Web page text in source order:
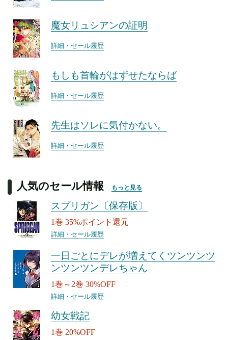
魔女リュシアンの証明
詳細・セール履歴
もしも首輪がはずせたならば
詳細・セール履歴
先生はソレに気付かない。
詳細・セール履歴
人気のセール情報 もっと見る
スプリガン〔保存版〕
1巻 35%ポイント還元
詳細・セール履歴
一日ごとにデレが増えてくツンツンツ
ンツンツンデレちゃん
1巻～2巻 30%OFF
詳細・セール履歴
幼女戦記
1巻 20%OFF